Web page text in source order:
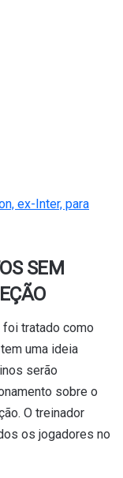
ex-Inter, para
SEM
foi tratado como
uma ideia
serão
sobre o
O treinador
os jogadores no